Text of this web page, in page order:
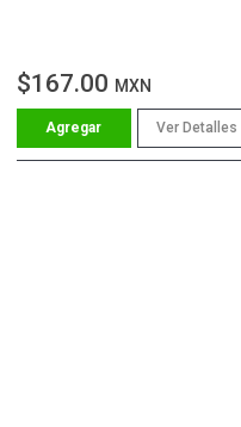
$167.00 MXN
Ver Detalles